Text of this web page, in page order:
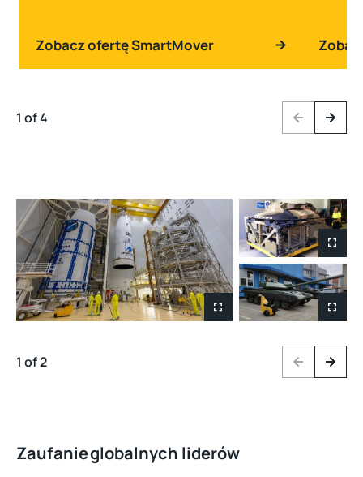
Zobacz ofertę SmartMover
1 of 4 PreviousNext
1 of 2 PreviousNext
Zaufanie globalnych liderów